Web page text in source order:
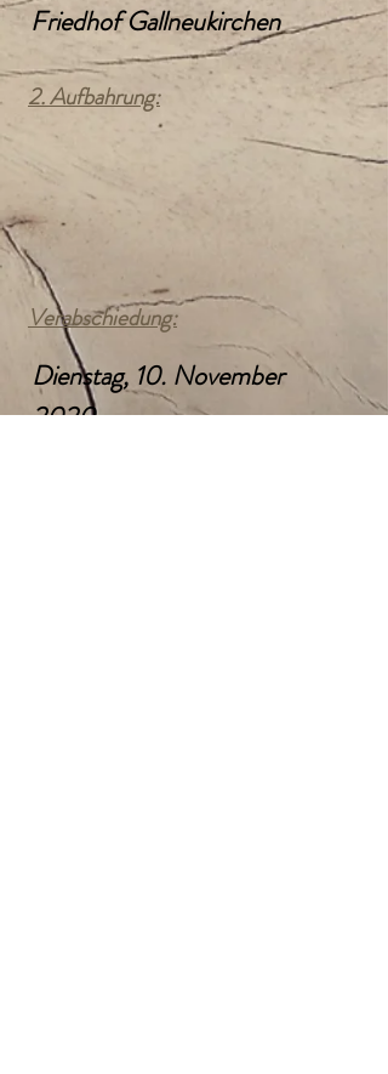
Friedhof Gallneukirchen
2. Aufbahrung:
Verabschiedung:
Dienstag, 10. November
2020